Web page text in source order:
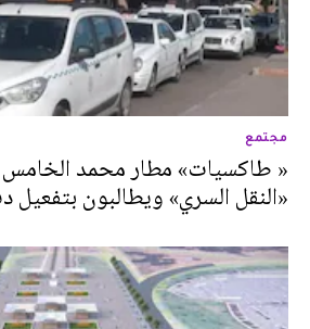
مجتمع
« طاكسيات» مطار محمد الخامس
«النقل السري» ويطالبون بتفعيل